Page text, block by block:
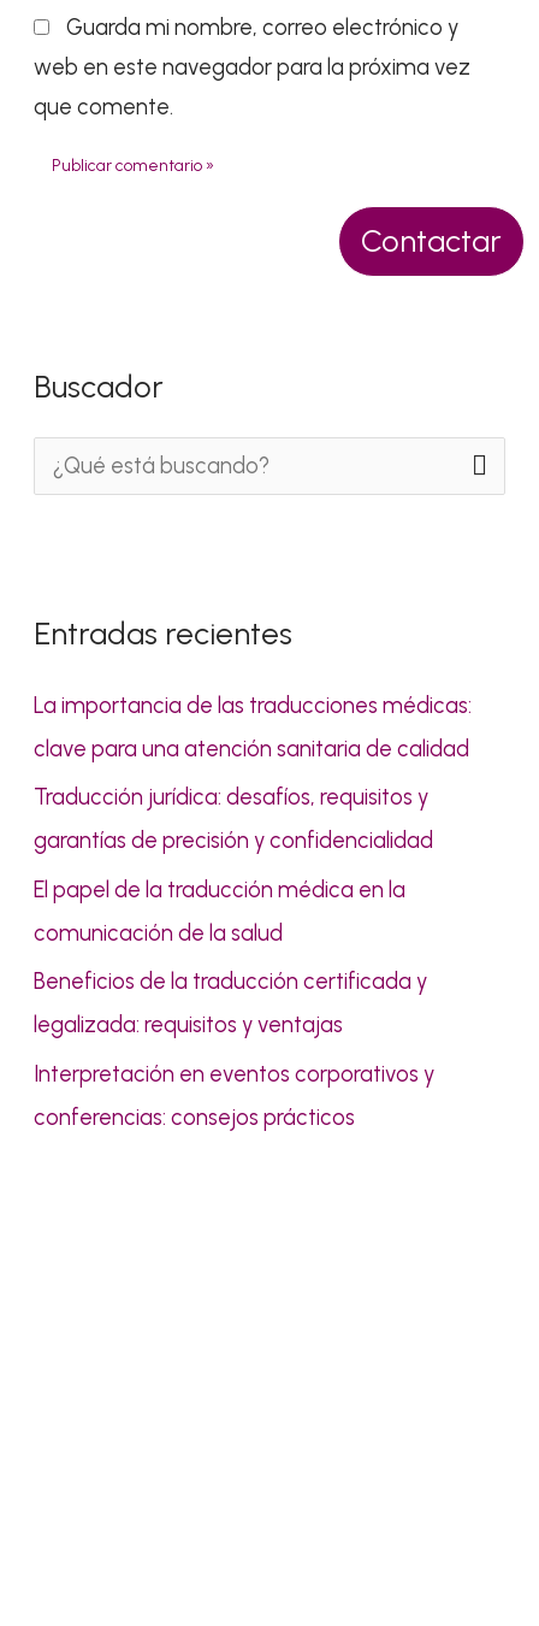
Contactar
Guarda mi nombre, correo electrónico y
web en este navegador para la próxima vez
que comente.
Buscador
a
r
p
Entradas recientes
La importancia de las traducciones médicas:
clave para una atención sanitaria de calidad
Traducción jurídica: desafíos, requisitos y
garantías de precisión y confidencialidad
El papel de la traducción médica en la
comunicación de la salud
Beneficios de la traducción certificada y
legalizada: requisitos y ventajas
Interpretación en eventos corporativos y
conferencias: consejos prácticos